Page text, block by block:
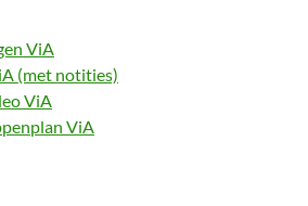
ViA
(met notities)
ViA
ViA